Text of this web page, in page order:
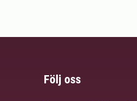
Följ oss